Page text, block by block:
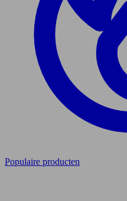
Populaire producten